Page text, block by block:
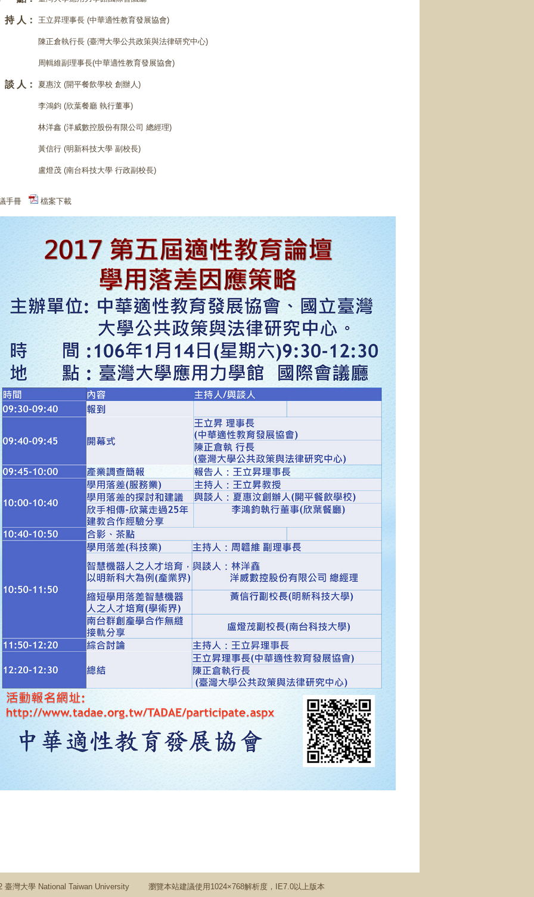
持 人： 王立昇理事長 (中華適性教育發展協會)
陳正倉執行長 (臺灣大學公共政策與法律研究中心)
周輯維副理事長(中華適性教育發展協會)
談 人： 夏惠汶 (開平餐飲學校 創辦人)
李鴻鈞 (欣葉餐廳 執行董事)
林洋鑫 (洋威數控股份有限公司 總經理)
黃信行 (明新科技大學 副校長)
盧燈茂 (南台科技大學 行政副校長)
手冊 檔案下載
臺灣大學 National Taiwan University 瀏覽本站建議使用1024×768解析度，IE7.0以上版本